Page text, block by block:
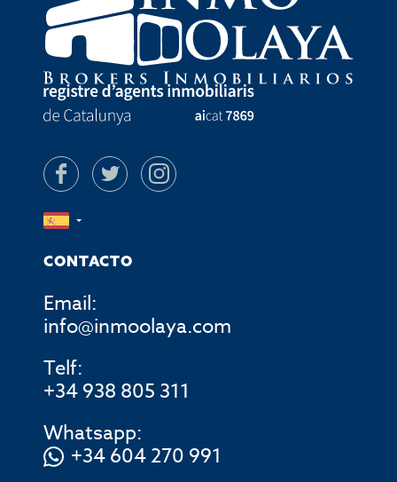
CONTACTO
Email:
info@inmoolaya.com
Telf:
+34 938 805 311
Whatsapp:
+34 604 270 991